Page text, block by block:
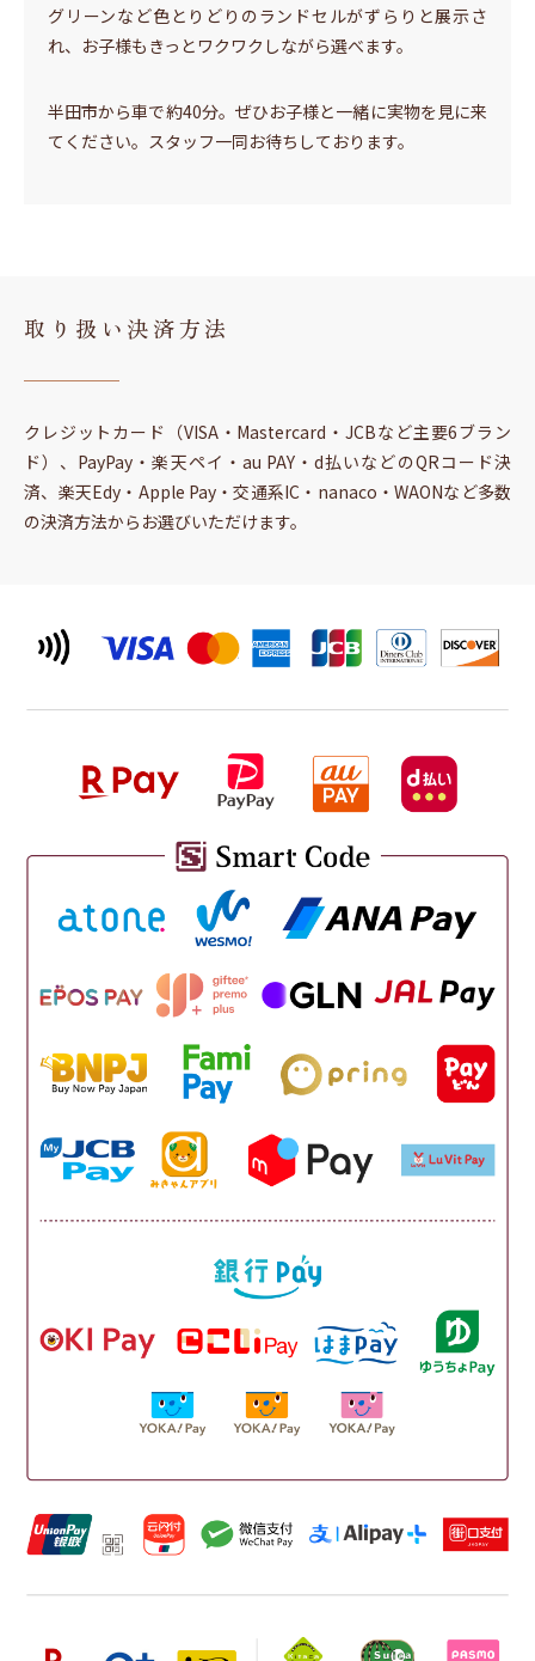
グリーンなど色とりどりのランドセルがずらりと展示さ
れ、お子様もきっとワクワクしながら選べます。
半田市から車で約40分。ぜひお子様と一緒に実物を見に来
てください。スタッフ一同お待ちしております。
取り扱い決済方法
クレジットカード（VISA・Mastercard・JCBなど主要6ブラン
ド）、PayPay・楽天ペイ・au PAY・d払いなどのQRコード決
済、楽天Edy・Apple Pay・交通系IC・nanaco・WAONなど多数
の決済方法からお選びいただけます。